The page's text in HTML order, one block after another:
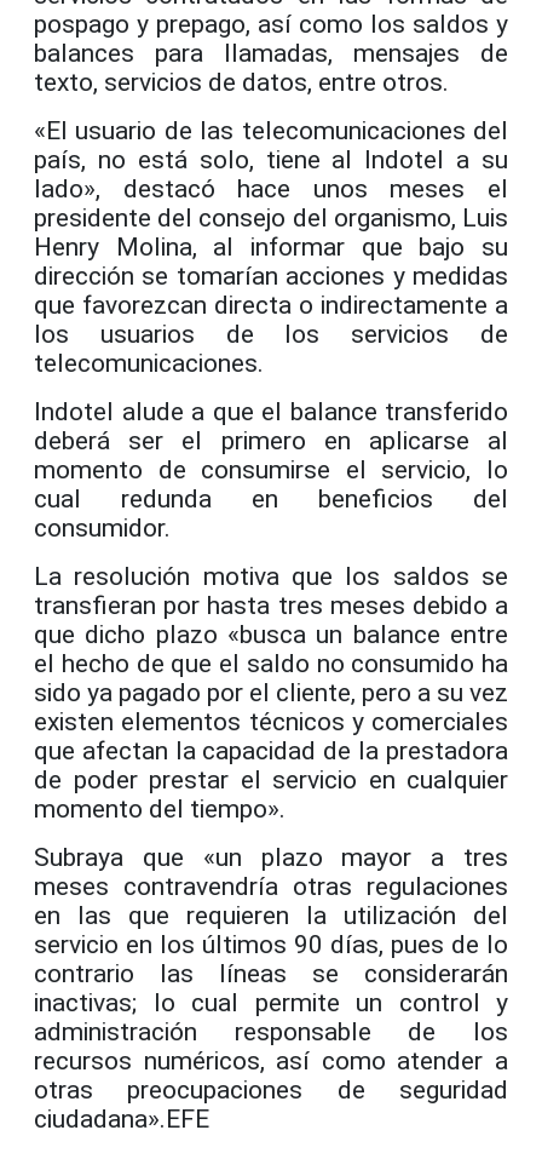
pospago y prepago, así como los saldos y
balances para llamadas, mensajes de
texto, servicios de datos, entre otros.
«El usuario de las telecomunicaciones del
país, no está solo, tiene al Indotel a su
lado», destacó hace unos meses el
presidente del consejo del organismo, Luis
Henry Molina, al informar que bajo su
dirección se tomarían acciones y medidas
que favorezcan directa o indirectamente a
los usuarios de los servicios de
telecomunicaciones.
Indotel alude a que el balance transferido
deberá ser el primero en aplicarse al
momento de consumirse el servicio, lo
cual redunda en beneficios del
consumidor.
La resolución motiva que los saldos se
transfieran por hasta tres meses debido a
que dicho plazo «busca un balance entre
el hecho de que el saldo no consumido ha
sido ya pagado por el cliente, pero a su vez
existen elementos técnicos y comerciales
que afectan la capacidad de la prestadora
de poder prestar el servicio en cualquier
momento del tiempo».
Subraya que «un plazo mayor a tres
meses contravendría otras regulaciones
en las que requieren la utilización del
servicio en los últimos 90 días, pues de lo
contrario las líneas se considerarán
inactivas; lo cual permite un control y
administración responsable de los
recursos numéricos, así como atender a
otras preocupaciones de seguridad
ciudadana».EFE